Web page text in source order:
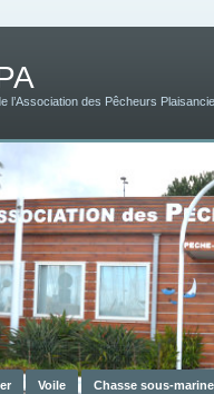
l’Association des Pêcheurs
Voile Chasse sous-marine